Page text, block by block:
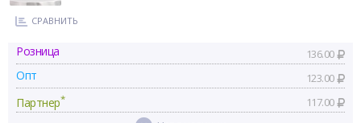
СРАВНИТЬ
Розница 136.00
Опт 123.00
Партнер* 117.00